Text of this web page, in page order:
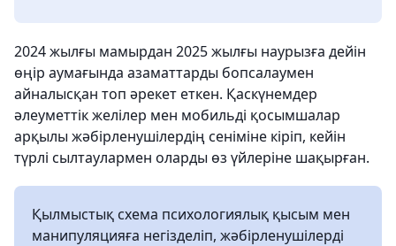
2024 жылғы мамырдан 2025 жылғы наурызға дейін
өңір аумағында азаматтарды бопсалаумен
айналысқан топ әрекет еткен. Қаскүнемдер
әлеуметтік желілер мен мобильді қосымшалар
арқылы жәбірленушілердің сеніміне кіріп, кейін
түрлі сылтаулармен оларды өз үйлеріне шақырған.
Қылмыстық схема психологиялық қысым мен
манипуляцияға негізделіп, жәбірленушілерді